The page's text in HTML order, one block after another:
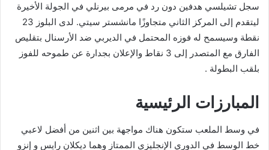
سجل تشيلسي هدفين دون رد في مرمى بيرنلي في الجولة الأخيرة
ليتقدم إلى المركز الثاني متجاوزًا مانشستر سيتي. لدى البلوز 23
نقطة وسيسمح له فوزه المحتمل في الديربي ضد الأرسنال بتقليص
الفارق مع المتصدر إلى 3 نقاط والإعلان بجدارة عن طموحه للفوز
بلقب البطولة .
المبارزات الرئيسية
في وسط الملعب ستكون هناك مواجهة بين اثنين من أفضل لاعبي
خط الوسط في الدوري الإنجليزي الممتاز وهما ديكلان رايس و إنزو